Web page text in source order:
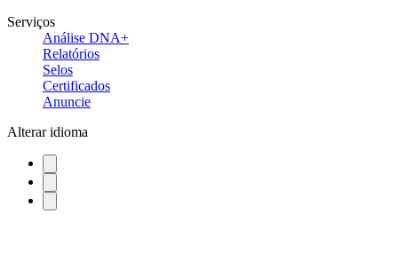
Serviços
Análise DNA+
Relatórios
Selos
Certificados
Anuncie
Alterar idioma